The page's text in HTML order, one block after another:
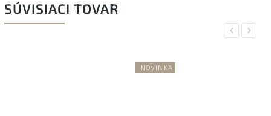
SÚVISIACI TOVAR
Previous
NOVINKA
Next